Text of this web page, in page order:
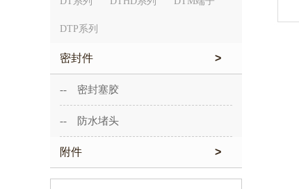
DTP系列
密封件 >
-- 密封塞胶
-- 防水堵头
附件 >